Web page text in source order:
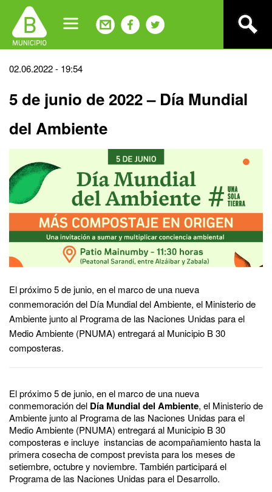
navigation
Back
top
02.06.2022 - 19:54
5 de junio de 2022 – Día Mundial
del Ambiente
El próximo 5 de junio, en el marco de una nueva
conmemoración del Día Mundial del Ambiente, el Ministerio de
Ambiente junto al Programa de las Naciones Unidas para el
Medio Ambiente (PNUMA) entregará al Municipio B 30
composteras.
El próximo 5 de junio, en el marco de una nueva
conmemoración del Día Mundial del Ambiente, el Ministerio de
Ambiente junto al Programa de las Naciones Unidas para el
Medio Ambiente (PNUMA) entregará al Municipio B 30
composteras e incluye instancias de acompañamiento hasta la
primera cosecha de compost prevista para los meses de
setiembre, octubre y noviembre. También participará el
Programa de las Naciones Unidas para el Desarrollo.